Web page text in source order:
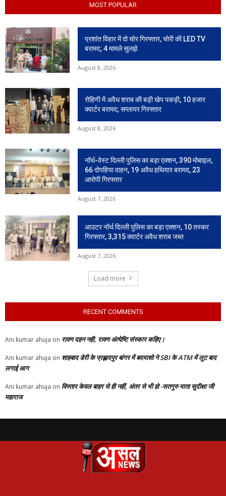
MOST POPULAR
प्रशांत विहार में दो चोर गिरफ्तार, चोरी की LED TV
बरामद; 4 मामले सुलझे
August 8, 2026
रोहिणी में अवैध शराब की बड़ी खेप पकड़ी, 10 हजार
क्वार्टर बरामद; सप्लायर गिरफ्तार
August 8, 2026
नॉर्थ-वेस्ट दिल्ली पुलिस का बड़ा एक्शन, 390 मोबाइल,
66 दोपहिया वाहन, 19 अवैध हथियार बरामद, 23
आरोपी गिरफ्तार
August 7, 2026
आउटर नॉर्थ दिल्ली पुलिस का बड़ा एक्शन, 10 तस्कर
गिरफ्तार, 3,315 क्वार्टर अवैध शराब जब्त
August 7, 2026
Load more
RECENT COMMENTS
Ani kumar ahuja on रावण दहन नही, रावण अंत्येष्टि संस्कार कहिए।
Ani kumar ahuja on शाहबाद डेरी के प्रह्लादपुर बांगर में बदमाशो ने SBI के ATM में लूट बाद
लगाई आग
Ani kumar ahuja on विस्तार केवल बाहर से ही नहीं, अंतर से भी हो -सतगुरु माता सुदीक्षा जी
महाराज